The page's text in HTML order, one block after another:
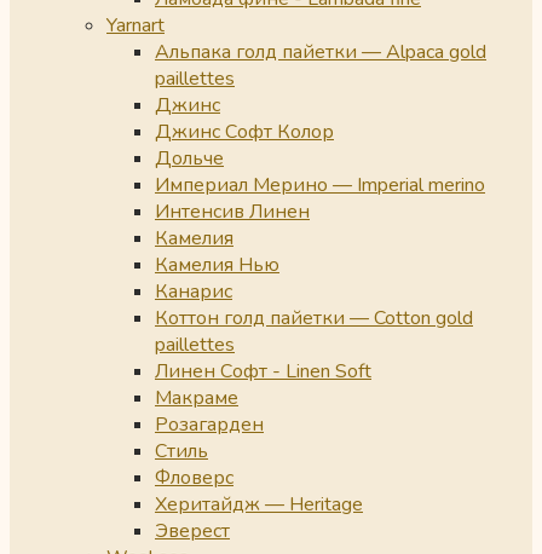
Yarnart
Альпака голд пайетки — Alpaca gold
paillettes
Джинс
Джинс Софт Колор
Дольче
Империал Мерино — Imperial merino
Интенсив Линен
Камелия
Камелия Нью
Канарис
Коттон голд пайетки — Cotton gold
paillettes
Линен Софт - Linen Soft
Макраме
Розагарден
Стиль
Фловерс
Херитайдж — Heritage
Эверест